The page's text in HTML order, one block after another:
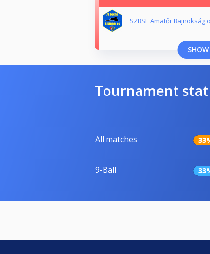
SZBSE Amatőr Bajnokság
Tournament
All matches
9-Ball